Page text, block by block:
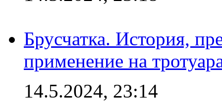
Брусчатка. История,
применение на
14.5.2024, 23:14